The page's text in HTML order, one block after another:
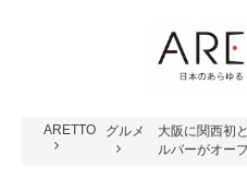
ARETTO グルメ
大阪に関西初
ルバーがオー